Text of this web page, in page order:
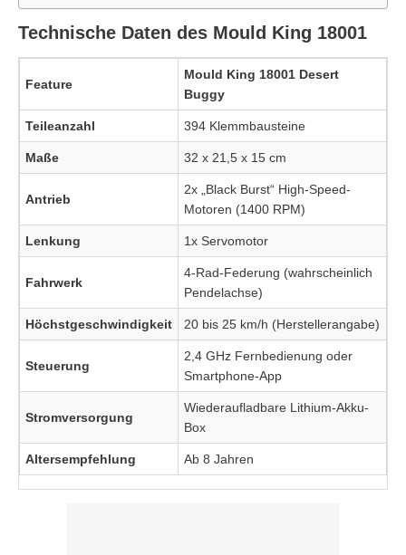
Technische Daten des Mould King 18001
Feature
Mould King 18001 Desert
Buggy
Teileanzahl 394 Klemmbausteine
Maße 32 x 21,5 x 15 cm
Antrieb
2x „Black Burst“ High-Speed-
Motoren (1400 RPM)
Lenkung 1x Servomotor
Fahrwerk
4-Rad-Federung (wahrscheinlich
Pendelachse)
Höchstgeschwindigkeit 20 bis 25 km/h (Herstellerangabe)
Steuerung
2,4 GHz Fernbedienung oder
Smartphone-App
Stromversorgung
Wiederaufladbare Lithium-Akku-
Box
Altersempfehlung Ab 8 Jahren